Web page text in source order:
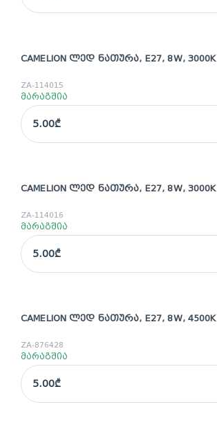
CAMELION ᲚᲔᲓ ᲜᲐᲗᲣᲠᲐ, E27, 8W, 3000K
ZA-114015
მარაგშია
5.00₾
CAMELION ᲚᲔᲓ ᲜᲐᲗᲣᲠᲐ, E27, 8W, 3000K
ZA-114016
მარაგშია
5.00₾
CAMELION ᲚᲔᲓ ᲜᲐᲗᲣᲠᲐ, E27, 8W, 4500K
ZA-876428
მარაგშია
5.00₾